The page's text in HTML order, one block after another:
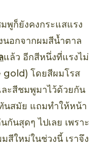
พูก็ยังคงกระแสแรง
นอกจากผมสีน้ำตาล
แล้ว อีกสีหนึ่งที่แรงไม่
gold) โดยสีผมโรส
ะสีชมพูมาไว้ด้วยกัน
นสมัย แถมทำให้หน้า
กันสุดๆ ไปเลย เพราะ
สีใหม่ในช่วงนี้ เราจึง